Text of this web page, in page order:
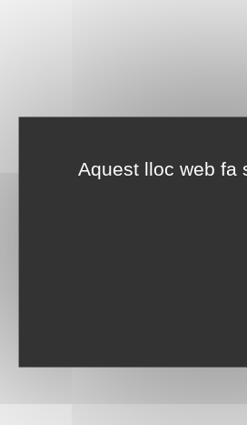
Aquest lloc web fa